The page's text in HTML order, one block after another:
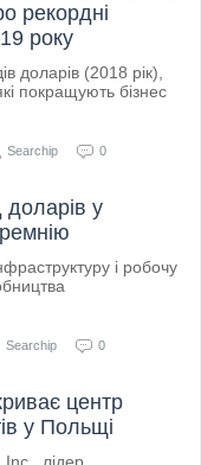
рекордні
року
доларів (2018 рік),
покращують бізнес
Searchip 0
у
і робочу
Searchip 0
центр
у Польщі